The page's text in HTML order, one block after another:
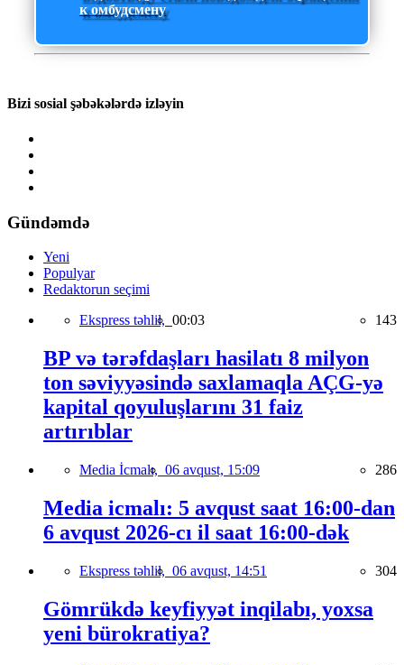
к омбудсмену
Bizi sosial şəbəkələrdə izləyin
Gündəmdə
Yeni
Populyar
Redaktorun seçimi
Ekspress təhlil, 00:03 143
BP və tərəfdaşları hasilatı 8 milyon
ton səviyyəsində saxlamaqla AÇG-yə
kapital qoyuluşlarını 31 faiz
artırıblar
Media İcmalı, 06 avqust, 15:09 286
Media icmalı: 5 avqust saat 16:00-dan
6 avqust 2026-cı il saat 16:00-dək
Ekspress təhlil, 06 avqust, 14:51 304
Gömrükdə keyfiyyət inqilabı, yoxsa
yeni bürokratiya?